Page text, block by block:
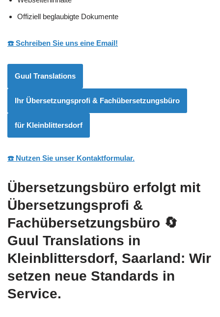
Offiziell beglaubigte Dokumente
☎️ Schreiben Sie uns eine Email!
Guul Translations
Ihr Übersetzungsprofi & Fachübersetzungsbüro
für Kleinblittersdorf
☎️ Nutzen Sie unser Kontaktformular.
Übersetzungsbüro erfolgt mit
Übersetzungsprofi &
Fachübersetzungsbüro 🔄
Guul Translations in
Kleinblittersdorf, Saarland: Wir
setzen neue Standards in
Service.